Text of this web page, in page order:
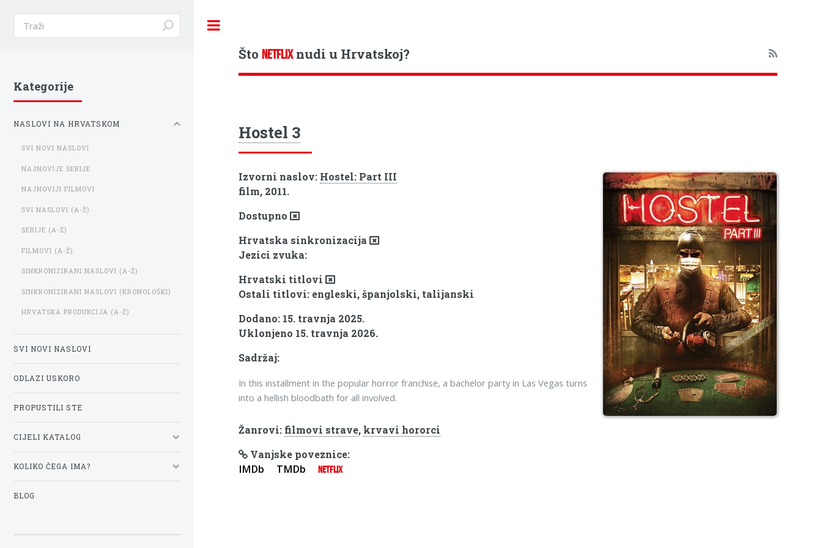
ŠtoNETFLIXnudi u Hrvatskoj?
Hostel 3
Izvorni naslov: Hostel: Part III
film, 2011.
Dostupno
Hrvatska sinkronizacija
Jezici zvuka:
Hrvatski titlovi
Ostali titlovi: engleski, španjolski, talijanski
Dodano: 15. travnja 2025.
Uklonjeno 15. travnja 2026.
Sadržaj:
In this installment in the popular horror franchise, a bachelor party in Las Vegas turns
into a hellish bloodbath for all involved.
Žanrovi: filmovi strave, krvavi hororci
Vanjske poveznice:
IMDb TMDb NETFLIX
Kategorije
NASLOVI NA HRVATSKOM
SVI NOVI NASLOVI
NAJNOVIJE SERIJE
NAJNOVIJI FILMOVI
SVI NASLOVI (A-Ž)
SERIJE (A-Ž)
FILMOVI (A-Ž)
SINKRONIZIRANI NASLOVI (A-Ž)
SINKRONIZIRANI NASLOVI (KRONOLOŠKI)
HRVATSKA PRODUKCIJA (A-Ž)
SVI NOVI NASLOVI
ODLAZI USKORO
PROPUSTILI STE
CIJELI KATALOG
KOLIKO ČEGA IMA?
BLOG
Toggle